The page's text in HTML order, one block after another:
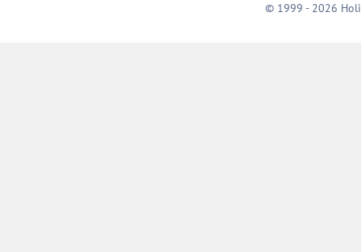
© 1999 - 2026